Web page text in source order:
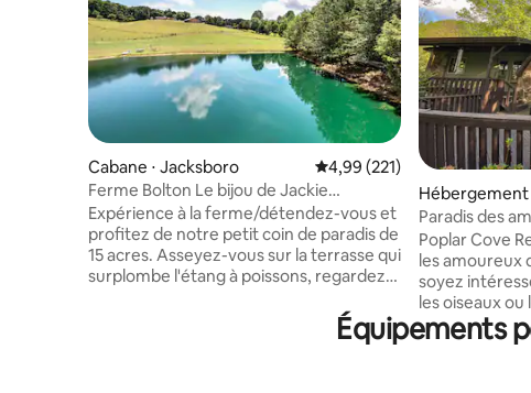
Cabane ⋅ Jacksboro Évaluation moyenne sur la
4,99 (221)
Ferme Bolton Le bijou de Jackie
2 chambres / 1 salle de bain
Expérience à la ferme/détendez-vous et
profitez de notre petit coin de paradis de
15 acres. Asseyez-vous sur la terrasse qui
surplombe l'étang à poissons, regardez
Voir des chèvres, des mini poneys/ânes.
Parking sécurisé gratuit pour votre
Hébergement
Paradis des
Poplar Cove
les amoureux
soyez
les oiseaux
trouverez tout
maison est
Équipements